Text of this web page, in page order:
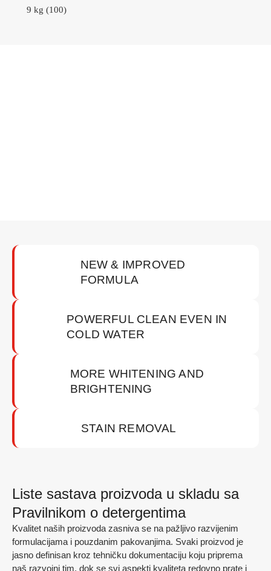
9 kg (100)
NEW & IMPROVED
FORMULA
POWERFUL CLEAN EVEN IN
COLD WATER
MORE WHITENING AND
BRIGHTENING
STAIN REMOVAL
Liste sastava proizvoda u skladu sa
Pravilnikom o detergentima
Kvalitet naših proizvoda zasniva se na pažljivo razvijenim
formulacijama i pouzdanim pakovanjima. Svaki proizvod je
jasno definisan kroz tehničku dokumentaciju koju priprema
naš razvojni tim, dok se svi aspekti kvaliteta redovno prate i